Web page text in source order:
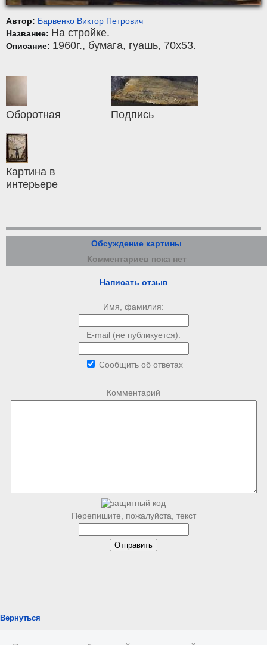
Автор: Барвенко Виктор Петрович
Название: На стройке.
Описание: 1960г., бумага, гуашь, 70x53.
Оборотная Подпись
Картина в
интерьере
Обсуждение картины
Комментариев пока нет
Написать отзыв
Имя, фамилия:
E-mail (не публикуется):
Сообщить об ответах
Комментарий
Перепишите, пожалуйста, текст
Вернуться